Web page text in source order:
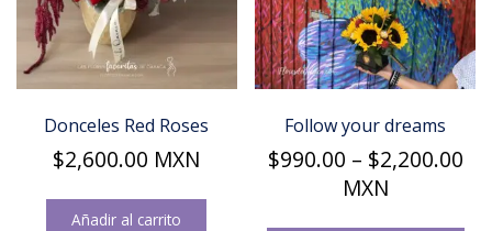
Donceles Red Roses
$2,600.00 MXN
Añadir al carrito
Follow your dreams
$990.00 – $2,200.00
MXN